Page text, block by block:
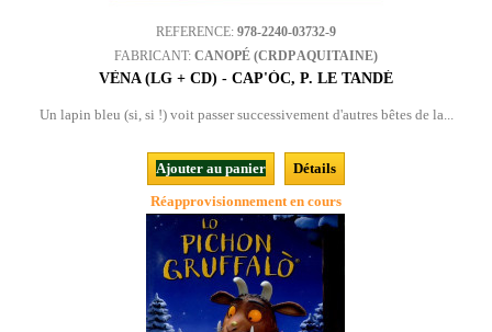
REFERENCE: 978-2240-03732-9
FABRICANT: CANOPÉ (CRDP AQUITAINE)
VÈNA (LG + CD) - CAP'ÒC, P. LE TANDÉ
Un lapin bleu (si, si !) voit passer successivement d'autres bêtes de la...
Ajouter au panier
Détails
Réapprovisionnement en cours